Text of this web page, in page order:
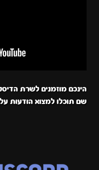
הינכם מוזמנים לשרת
שם תוכלו למצוא הודעות